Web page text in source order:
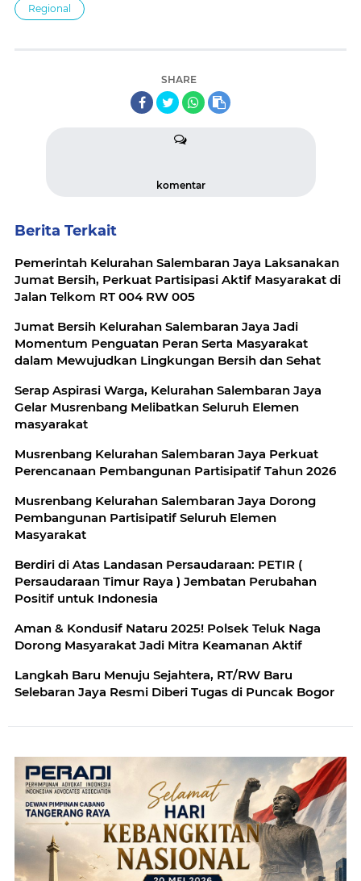
Regional
SHARE
komentar
Berita Terkait
Pemerintah Kelurahan Salembaran Jaya Laksanakan
Jumat Bersih, Perkuat Partisipasi Aktif Masyarakat di
Jalan Telkom RT 004 RW 005
Jumat Bersih Kelurahan Salembaran Jaya Jadi
Momentum Penguatan Peran Serta Masyarakat
dalam Mewujudkan Lingkungan Bersih dan Sehat
Serap Aspirasi Warga, Kelurahan Salembaran Jaya
Gelar Musrenbang Melibatkan Seluruh Elemen
masyarakat
Musrenbang Kelurahan Salembaran Jaya Perkuat
Perencanaan Pembangunan Partisipatif Tahun 2026
Musrenbang Kelurahan Salembaran Jaya Dorong
Pembangunan Partisipatif Seluruh Elemen
Masyarakat
Berdiri di Atas Landasan Persaudaraan: PETIR (
Persaudaraan Timur Raya ) Jembatan Perubahan
Positif untuk Indonesia
Aman & Kondusif Nataru 2025! Polsek Teluk Naga
Dorong Masyarakat Jadi Mitra Keamanan Aktif
Langkah Baru Menuju Sejahtera, RT/RW Baru
Selebaran Jaya Resmi Diberi Tugas di Puncak Bogor